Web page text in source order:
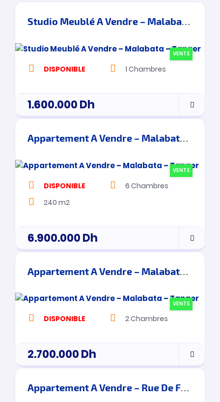
Studio Meublé A Vendre – Malabata – Tanger
VENTE
DISPONIBLE 1 Chambres
1.600.000Dh
Appartement A Vendre – Malabata – Tanger
VENTE
DISPONIBLE 6 Chambres
240 m2
6.900.000Dh
Appartement A Vendre – Malabata – Tanger
VENTE
DISPONIBLE 2Chambres
2.700.000Dh
Appartement A Vendre – Rue De Fès – Tanger